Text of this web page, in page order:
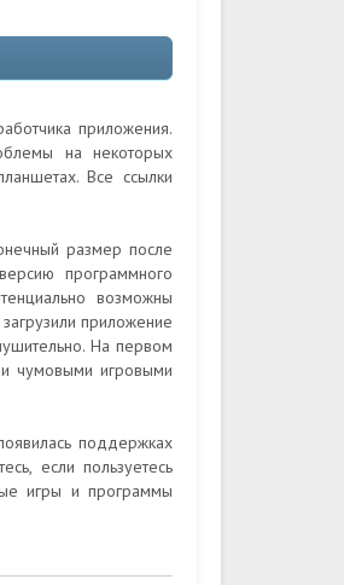
приложения.
на некоторых
Все ссылки
размер после
программного
возможны
приложение
На первом
чумовыми игровыми
поддержках
если пользуетесь
игры и программы